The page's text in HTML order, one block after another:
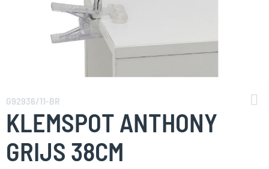
naar
het
begin
van
de
afbeeldingen-
G92936/11-BR
KLEMSPOT ANTHONY
GRIJS 38CM